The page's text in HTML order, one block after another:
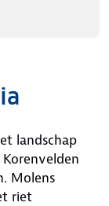
landschap
Molens
riet